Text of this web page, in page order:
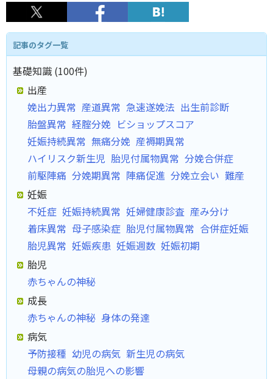
記事のタグ一覧
基礎知識 (100件)
出産
娩出力異常 産道異常 急速遂娩法 出生前診断
胎盤異常 経腟分娩 ビショップスコア
妊娠持続異常 無痛分娩 産褥期異常
ハイリスク新生児 胎児付属物異常 分娩合併症
前駆陣痛 分娩期異常 陣痛促進 分娩立会い 難産
妊娠
不妊症 妊娠持続異常 妊婦健康診査 産み分け
着床異常 母子感染症 胎児付属物異常 合併症妊娠
胎児異常 妊娠疾患 妊娠週数 妊娠初期
胎児
赤ちゃんの神秘
成長
赤ちゃんの神秘 身体の発達
病気
予防接種 幼児の病気 新生児の病気
母親の病気の胎児への影響